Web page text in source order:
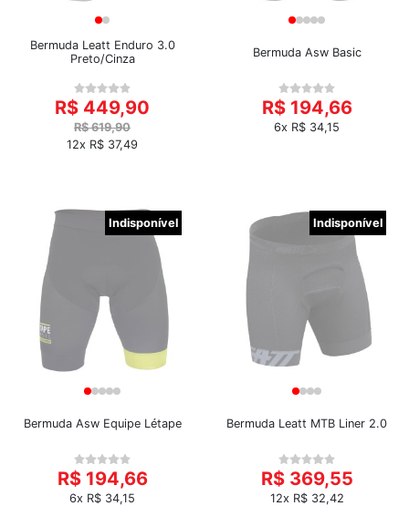
Bermuda Leatt Enduro 3.0
Preto/Cinza
R$ 449,90
R$ 619,90
12x R$ 37,49
Bermuda Asw Basic
R$ 194,66
6x R$ 34,15
Indisponível
Bermuda Asw Equipe Létape
R$ 194,66
6x R$ 34,15
Indisponível
Bermuda Leatt MTB Liner 2.0
R$ 369,55
12x R$ 32,42